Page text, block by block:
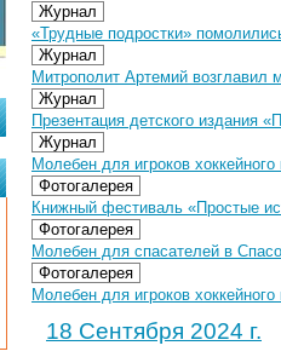
Журнал
«Трудные подростки»
Журнал
Митрополит Артемий возглавил
Журнал
Презентация детского издания
Журнал
Молебен для игроков
Фотогалерея
Книжный фестиваль «Простые
Фотогалерея
Молебен для спасателей в
Фотогалерея
Молебен для игроков
18 Сентября 2024 г.